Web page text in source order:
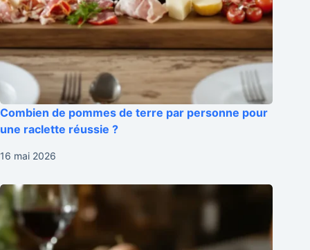
Combien de pommes de terre par personne pour
une raclette réussie ?
16 mai 2026